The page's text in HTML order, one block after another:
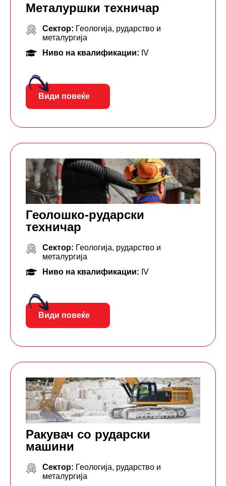
Металуршки техничар
Сектор: Геологија, рударство и
металургија
Ниво на квалификации: IV
Види повеќе
Геолошко-рударски
техничар
Сектор: Геологија, рударство и
металургија
Ниво на квалификации: IV
Види повеќе
Ракувач со рударски
машини
Сектор: Геологија, рударство и
металургија